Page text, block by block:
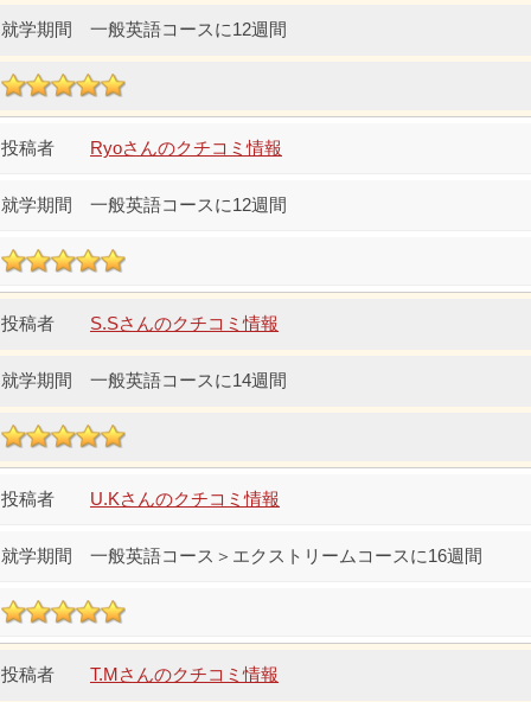
一般英語コースに12週間
Ryoさんのクチコミ情報
一般英語コースに12週間
S.Sさんのクチコミ情報
一般英語コースに14週間
U.Kさんのクチコミ情報
一般英語コース＞エクストリームコースに16週間
T.Mさんのクチコミ情報